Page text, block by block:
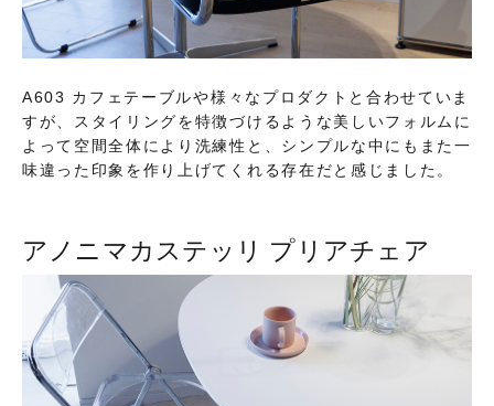
A603 カフェテーブルや様々なプロダクトと合わせていま
すが、スタイリングを特徴づけるような美しいフォルムに
よって空間全体により洗練性と、シンプルな中にもまた一
味違った印象を作り上げてくれる存在だと感じました。
アノニマカステッリ プリアチェア